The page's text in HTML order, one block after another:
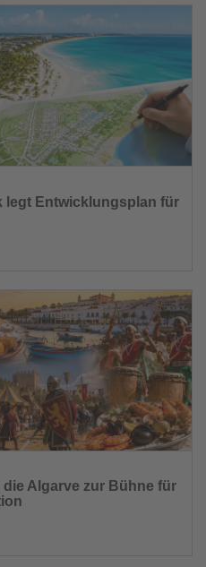
legt Entwicklungsplan für
Algarve zur Bühne für